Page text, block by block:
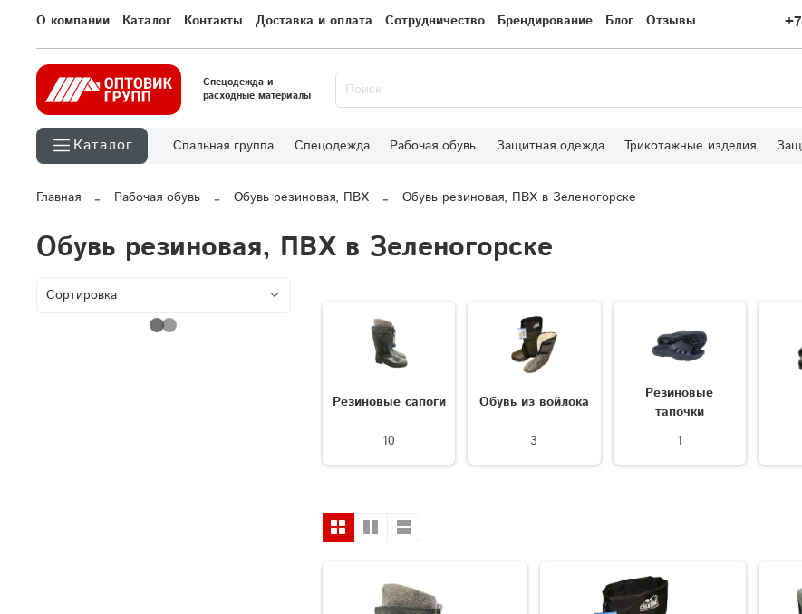
О компании Каталог Контакты Доставка и оплата Сотрудничество Брендирование Блог Отзывы
Спецодежда и
расходные материалы
Каталог Спальная группа Спецодежда Рабочая обувь Защитная одежда Трикотажные изделия
Главная Рабочая обувь Обувь резиновая, ПВХ Обувь резиновая, ПВХ в Зеленогорске
Обувь резиновая, ПВХ в Зеленогорске
Резиновые сапоги
10
Обувь из войлока
3
Резиновые
тапочки
1